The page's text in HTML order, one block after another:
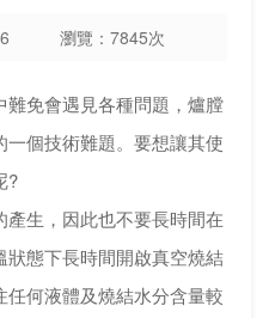
16 瀏覽：7845次
難免會遇見各種問題，爐膛
個技術難題。要想讓其使
?
生，因此也不要長時間在
態下長時間開啟真空燒結
何液體及燒結水分含量較